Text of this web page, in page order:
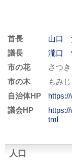
首長
山口
議長
瀧口
市の花
さつき
市の木
もみじ
自治体HP
議会HP
tml
人口